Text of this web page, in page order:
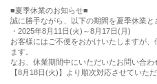
■夏季休業のお知らせ■
誠に勝手ながら、以下の期間を夏季休業と
・2025年8月11日(火)～8月17日(月)
お客様にはご不便をおかけいたしますが
ます。
なお、休業期間中にいただいたお問い合わ
【8月18日(火)】より順次対応させていただ